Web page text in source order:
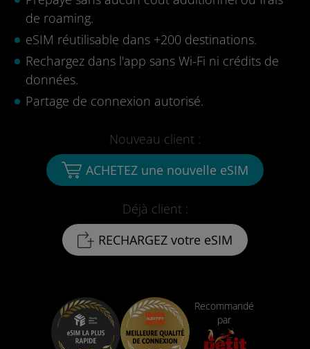
de roaming.
eSIM réutilisable dans +200 destinations.
Rechargez dans l'app sans Wi-Fi ni crédits de
données.
Partage de connexion autorisé.
Déjà client :
RECHARGEZ votre eSIM
Nouveau client :
ACHETEZ une nouvelle eSIM
Recommandé
par